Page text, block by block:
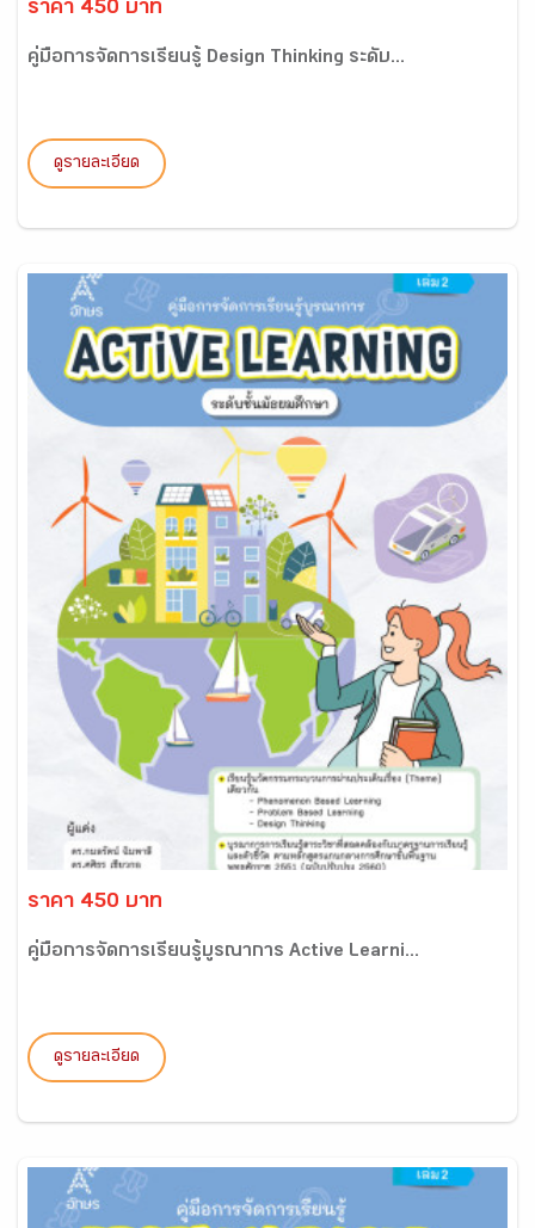
ราคา 450 บาท
คู่มือการจัดการเรียนรู้ Design Thinking ระดับ...
ดูรายละเอียด
ราคา 450 บาท
คู่มือการจัดการเรียนรู้บูรณาการ Active Learni...
ดูรายละเอียด